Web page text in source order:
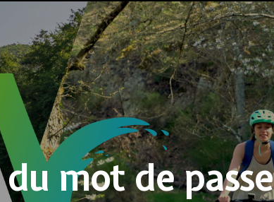
mot de passe